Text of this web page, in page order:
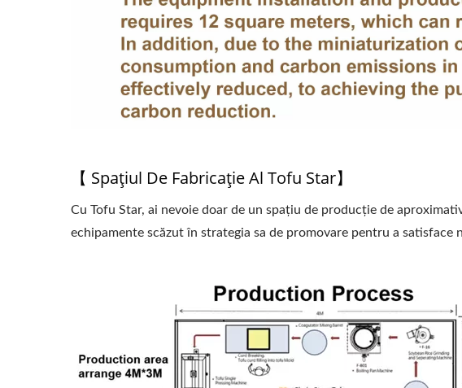
【 Spațiul De Fabricație Al Tofu Star】
Cu Tofu Star, ai nevoie doar de un spațiu de producție de
echipamente scăzut în strategia sa de promovare pentru a satisface